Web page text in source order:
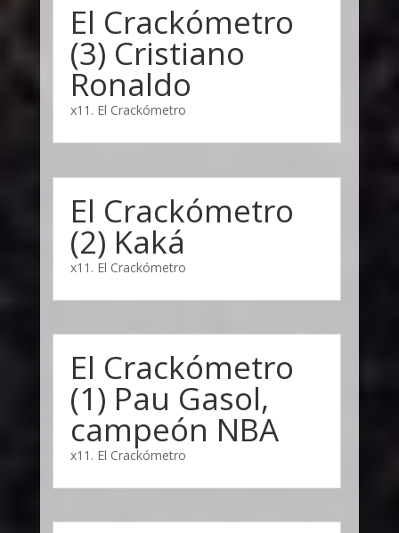
El Crackómetro
(3) Cristiano
Ronaldo
x11. El Crackómetro
El Crackómetro
(2) Kaká
x11. El Crackómetro
El Crackómetro
(1) Pau Gasol,
campeón NBA
x11. El Crackómetro